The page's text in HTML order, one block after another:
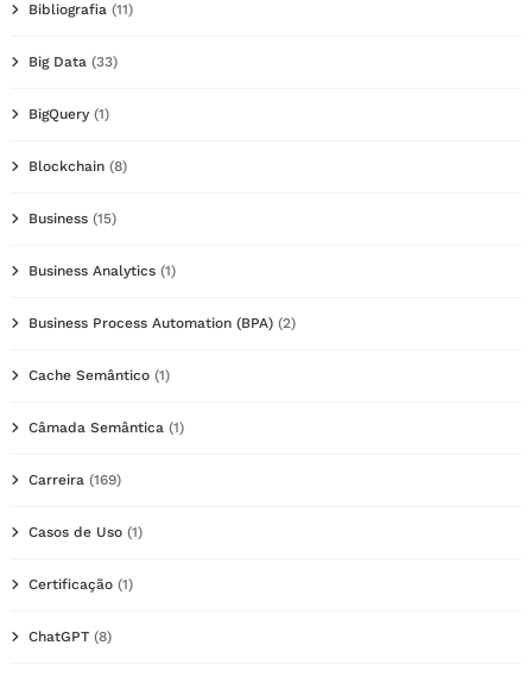
Bibliografia (11)
Big Data (33)
BigQuery (1)
Blockchain (8)
Business (15)
Business Analytics (1)
Business Process Automation (BPA) (2)
Cache Semântico (1)
Câmada Semântica (1)
Carreira (169)
Casos de Uso (1)
Certificação (1)
ChatGPT (8)